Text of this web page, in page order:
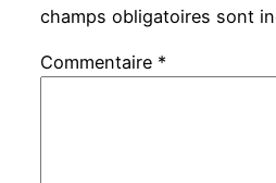
champs obligatoires sont
Commentaire *